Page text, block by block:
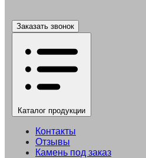
Заказать звонок
Каталог продукции
Контакты
Отзывы
Камень под заказ